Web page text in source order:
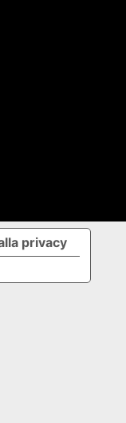
privacy